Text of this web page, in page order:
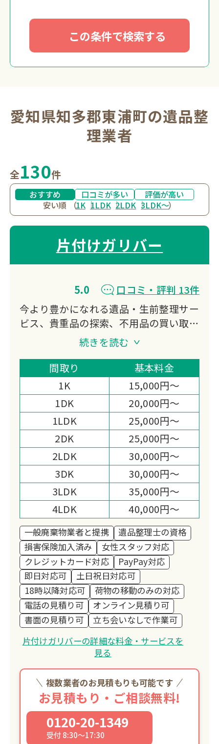
この条件で検索する
愛知県知多郡東浦町の遺品整
理業者
全130件
おすすめ 口コミが多い
評価が高い
安い順
（1K 1LDK 2LDK 3LDK〜）
片付けガリバー
5.0
口コミ・評判 13件
今より豊かになれる遺品・生前整理サー
ビス、貴重品の探索、不用品の買い取
り、特殊清掃、ゴミ屋敷対応などをご提
供する会社になります。
私たち片付けガリバーは「日本一真面目
な遺品整理業者｣である事を宣言しま
す。
続きを読む
間取り
基本料金
1K
15,000円～
1DK
20,000円～
1LDK
25,000円～
2DK
25,000円～
2LDK
30,000円～
3DK
30,000円～
3LDK
35,000円～
4LDK
40,000円～
一般廃棄物業者と提携
遺品整理士の資格
損害保険加入済み
女性スタッフ対応
クレジットカード対応
PayPay対応
即日対応可
土日祝日対応可
18時以降対応可
荷物の移動のみの対応
電話の見積り可
オンライン見積り可
書面の見積り可
立ち会いなしで作業可
片付けガリバーの詳細な料金・サービスを
見る
複数業者のお見積もりも可能です
お見積もり・ご相談無料!
0120-20-1349
受付 8:30～17:30